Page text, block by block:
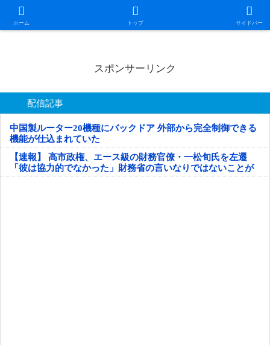
ホーム トップ サイドバー
日本第一！ニュース録
スポンサーリンク
配信記事
中国製ルーター20機種にバックドア 外部から完全制御できる
機能が仕込まれていた
【速報】 高市政権、エース級の財務官僚・一松旬氏を左遷
「彼は協力的でなかった」財務省の言いなりではないことが
判明